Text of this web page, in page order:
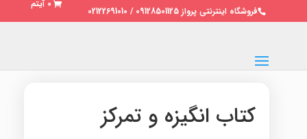
فروشگاه اینترنتی پرواز 09128501125 / 02122691010
0 آیتم
کتاب انگیزه و تمرکز